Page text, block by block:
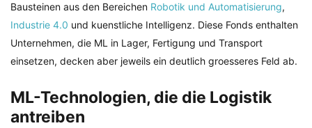
Bausteinen aus den Bereichen Robotik und Automatisierung,
Industrie 4.0 und kuenstliche Intelligenz. Diese Fonds enthalten
Unternehmen, die ML in Lager, Fertigung und Transport
einsetzen, decken aber jeweils ein deutlich groesseres Feld ab.
ML-Technologien, die die Logistik
antreiben